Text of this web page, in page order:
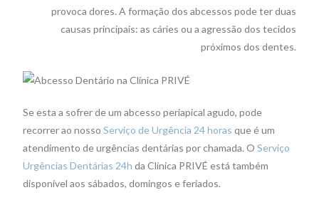
provoca dores. A formação dos abcessos pode ter duas
causas principais: as cáries ou a agressão dos tecidos
próximos dos dentes.
Se esta a sofrer de um abcesso periapical agudo, pode
recorrer ao nossoServiço de Urgência 24 horas que é um
atendimento de urgências dentárias por chamada. OServiço
Urgências Dentárias 24h da Clínica PRIVÉ está também
disponível aos sábados, domingos e feriados.